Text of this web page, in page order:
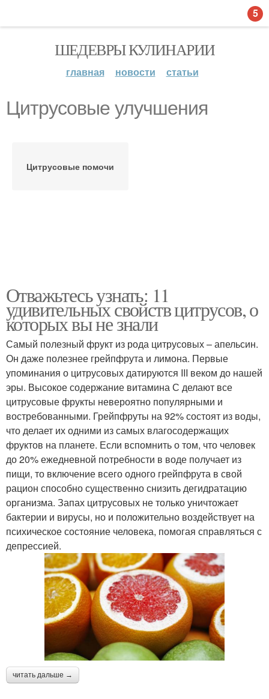
ШЕДЕВРЫ КУЛИНАРИИ
главная новости статьи
Цитрусовые улучшения
Цитрусовые помочи
Отважьтесь узнать: 11
удивительных свойств цитрусов, о
которых вы не знали
Самый полезный фрукт из рода цитрусовых – апельсин.
Он даже полезнее грейпфрута и лимона. Первые
упоминания о цитрусовых датируются III веком до нашей
эры. Высокое содержание витамина С делают все
цитрусовые фрукты невероятно популярными и
востребованными. Грейпфруты на 92% состоят из воды,
что делает их одними из самых влагосодержащих
фруктов на планете. Если вспомнить о том, что человек
до 20% ежедневной потребности в воде получает из
пищи, то включение всего одного грейпфрута в свой
рацион способно существенно снизить дегидратацию
организма. Запах цитрусовых не только уничтожает
бактерии и вирусы, но и положительно воздействует на
психическое состояние человека, помогая справляться с
депрессией.
читать дальше →
5